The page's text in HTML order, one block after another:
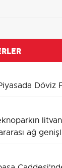
Döviz
ağ